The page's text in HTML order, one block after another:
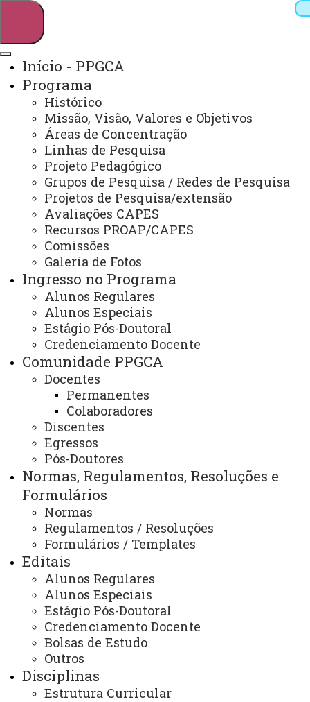
Webmail Sistemas
Arquivo Virtual
Campus
Início - PPGCA
Programa
Histórico
Missão, Visão, Valores e Objetivos
Áreas de Concentração
Linhas de Pesquisa
Projeto Pedagógico
Grupos de Pesquisa / Redes de Pesquisa
Projetos de Pesquisa/extensão
Avaliações CAPES
Recursos PROAP/CAPES
Comissões
Galeria de Fotos
Ingresso no Programa
Alunos Regulares
Alunos Especiais
Estágio Pós-Doutoral
Credenciamento Docente
Comunidade PPGCA
Docentes
Permanentes
Colaboradores
Discentes
Egressos
Pós-Doutores
Normas, Regulamentos, Resoluções e
Formulários
Normas
Regulamentos / Resoluções
Formulários / Templates
Editais
Alunos Regulares
Alunos Especiais
Estágio Pós-Doutoral
Credenciamento Docente
Bolsas de Estudo
Outros
Disciplinas
Estrutura Curricular
Mestrado em Ciências Ambientais
Planejamento Estratégico
Planejamento Estratégico
O Programa de Pós-Graduação em Ciências
Ambientais(PPGCA) tem como objetivo formar
profissionais qualificados para atuar em diversas áreas,
promovendo o desenvolvimento científico e a inovação
na região Oeste do Paraná. Através de pesquisas
técnico-científicas e humanísticas, o programa busca
contribuir para a solução de problemas ambientais, o
desenvolvimento social e a inserção do conhecimento na
sociedade.
Com o objetivo de construir um programa de
excelência, realizamos um diagnóstico detalhado,
envolvendo docentes, discentes e egressos. Essa
consulta nos permitiu identificar as principais demandas
e expectativas da comunidade acadêmica, orientando o
planejamento estratégico para os próximos anos. Os
resultados estão disponíveis no link